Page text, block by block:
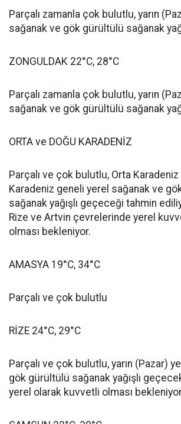
Parçalı zamanla çok bulutlu, yarın
sağanak ve gök gürültülü sağanak
ZONGULDAK 22°C, 28°C
Parçalı zamanla çok bulutlu, yarın
sağanak ve gök gürültülü sağanak
ORTA ve DOĞU KARADENİZ
Parçalı ve çok bulutlu, Orta Karadeniz
Karadeniz geneli yerel sağanak ve
sağanak yağışlı geçeceği tahmin
Rize ve Artvin çevrelerinde yerel
olması bekleniyor.
AMASYA 19°C, 34°C
Parçalı ve çok bulutlu
RİZE 24°C, 29°C
Parçalı ve çok bulutlu, yarın (Pazar)
gök gürültülü sağanak yağışlı
yerel olarak kuvvetli olması